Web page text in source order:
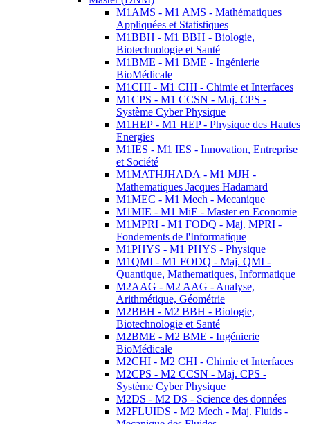
M1AMS - M1 AMS - Mathématiques
Appliquées et Statistiques
M1BBH - M1 BBH - Biologie,
Biotechnologie et Santé
M1BME - M1 BME - Ingénierie
BioMédicale
M1CHI - M1 CHI - Chimie et Interfaces
M1CPS - M1 CCSN - Maj. CPS -
Système Cyber Physique
M1HEP - M1 HEP - Physique des Hautes
Energies
M1IES - M1 IES - Innovation, Entreprise
et Société
M1MATHJHADA - M1 MJH -
Mathematiques Jacques Hadamard
M1MEC - M1 Mech - Mecanique
M1MIE - M1 MiE - Master en Economie
M1MPRI - M1 FODQ - Maj. MPRI -
Fondements de l'Informatique
M1PHYS - M1 PHYS - Physique
M1QMI - M1 FODQ - Maj. QMI -
Quantique, Mathematiques, Informatique
M2AAG - M2 AAG - Analyse,
Arithmétique, Géométrie
M2BBH - M2 BBH - Biologie,
Biotechnologie et Santé
M2BME - M2 BME - Ingénierie
BioMédicale
M2CHI - M2 CHI - Chimie et Interfaces
M2CPS - M2 CCSN - Maj. CPS -
Système Cyber Physique
M2DS - M2 DS - Science des données
M2FLUIDS - M2 Mech - Maj. Fluids -